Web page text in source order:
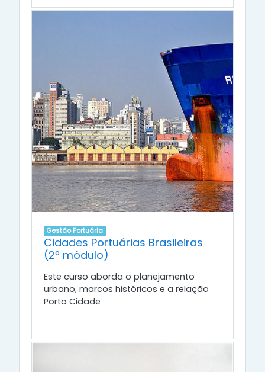
Gestão Portuária
Cidades Portuárias Brasileiras
(2º módulo)
Este curso aborda o planejamento
urbano, marcos históricos e a relação
Porto Cidade